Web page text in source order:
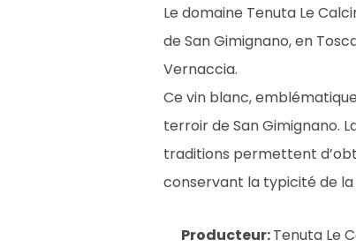
Le domaine Tenuta Le
de San Gimignano, en
Vernaccia.
Ce vin blanc,
terroir de San Gimignano.
traditions permettent
conservant la typicité de la
Producteur:Tenuta Le